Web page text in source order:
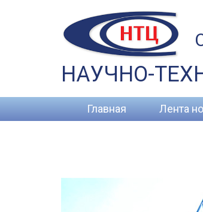
НАУЧНО-
Главная Лента